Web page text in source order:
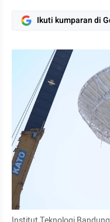
Ikuti kumparan di